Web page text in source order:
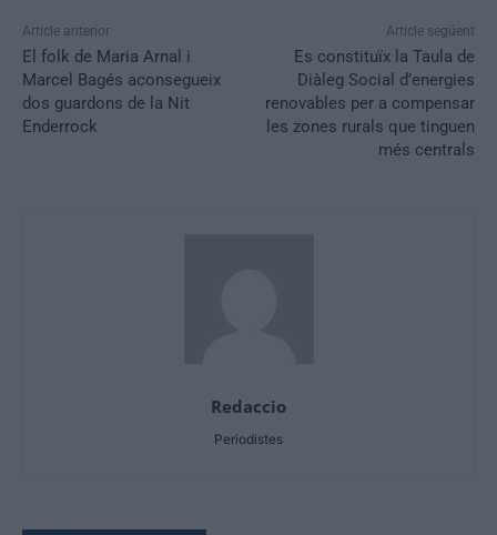
Article anterior
El folk de Maria Arnal i
Marcel Bagés aconsegueix
dos guardons de la Nit
Enderrock
Article següent
Es constituïx la Taula de
Diàleg Social d’energies
renovables per a compensar
les zones rurals que tinguen
més centrals
Redaccio
Periodistes